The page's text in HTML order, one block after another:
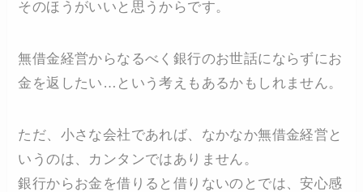
そのほうがいいと思うからです。
無借金経営からなるべく銀行のお世話にならずにお
金を返したい…という考えもあるかもしれません。
ただ、小さな会社であれば、なかなか無借金経営と
いうのは、カンタンではありません。
銀行からお金を借りると借りないのとでは、安心感